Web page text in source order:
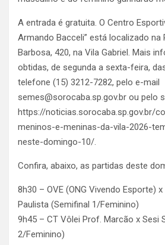
A entrada é gratuita. O Centro
Armando Bacceli” está localizado na
Barbosa, 420, na Vila Gabriel. Mais
obtidas, de segunda a sexta-feira,
telefone (15) 3212-7282, pelo e-mail
semes@sorocaba.sp.gov.br ou pelo
https://noticias.sorocaba.sp.gov.br/
meninos-e-meninas-da-vila-2026-
neste-domingo-10/.
Confira, abaixo, as partidas deste
8h30 – OVE (ONG Vivendo Esporte)
Paulista (Semifinal 1/Feminino)
9h45 – CT Vôlei Prof. Marcão x Sesi
2/Feminino)